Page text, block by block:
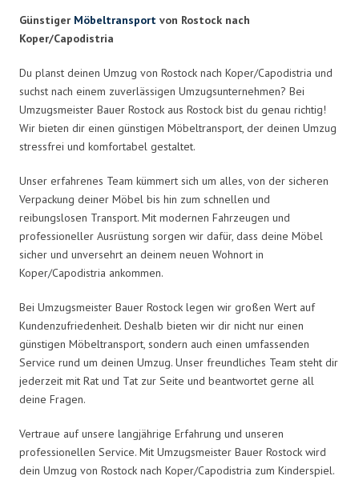
Günstiger Möbeltransport von Rostock nach
Koper/Capodistria
Du planst deinen Umzug von Rostock nach Koper/Capodistria und
suchst nach einem zuverlässigen Umzugsunternehmen? Bei
Umzugsmeister Bauer Rostock aus Rostock bist du genau richtig!
Wir bieten dir einen günstigen Möbeltransport, der deinen Umzug
stressfrei und komfortabel gestaltet.
Unser erfahrenes Team kümmert sich um alles, von der sicheren
Verpackung deiner Möbel bis hin zum schnellen und
reibungslosen Transport. Mit modernen Fahrzeugen und
professioneller Ausrüstung sorgen wir dafür, dass deine Möbel
sicher und unversehrt an deinem neuen Wohnort in
Koper/Capodistria ankommen.
Bei Umzugsmeister Bauer Rostock legen wir großen Wert auf
Kundenzufriedenheit. Deshalb bieten wir dir nicht nur einen
günstigen Möbeltransport, sondern auch einen umfassenden
Service rund um deinen Umzug. Unser freundliches Team steht dir
jederzeit mit Rat und Tat zur Seite und beantwortet gerne all
deine Fragen.
Vertraue auf unsere langjährige Erfahrung und unseren
professionellen Service. Mit Umzugsmeister Bauer Rostock wird
dein Umzug von Rostock nach Koper/Capodistria zum Kinderspiel.